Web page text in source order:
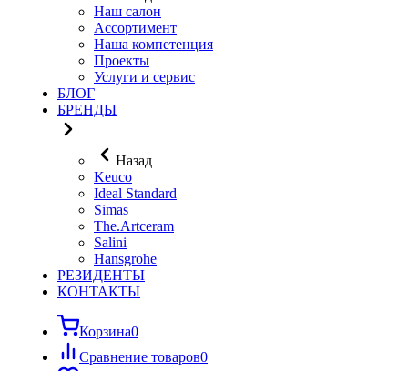
Наш салон
Ассортимент
Наша компетенция
Проекты
Услуги и сервис
БЛОГ
БРЕНДЫ
Назад
Keuco
Ideal Standard
Simas
The.Artceram
Salini
Hansgrohe
РЕЗИДЕНТЫ
КОНТАКТЫ
Корзина0
Сравнение товаров0